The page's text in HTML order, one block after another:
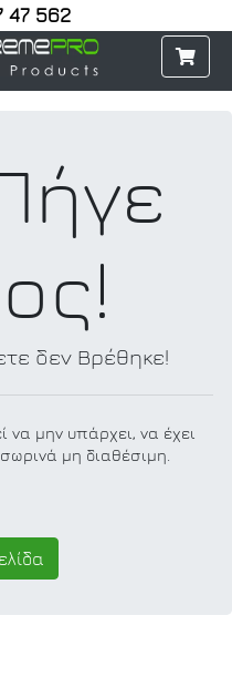
47 562
δεν Βρέθηκε!
μην υπάρχει, να έχει
μη διαθέσιμη.